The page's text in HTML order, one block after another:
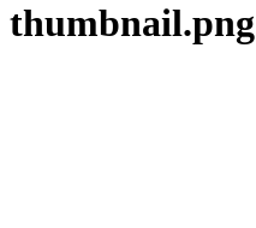
thumbnail.png